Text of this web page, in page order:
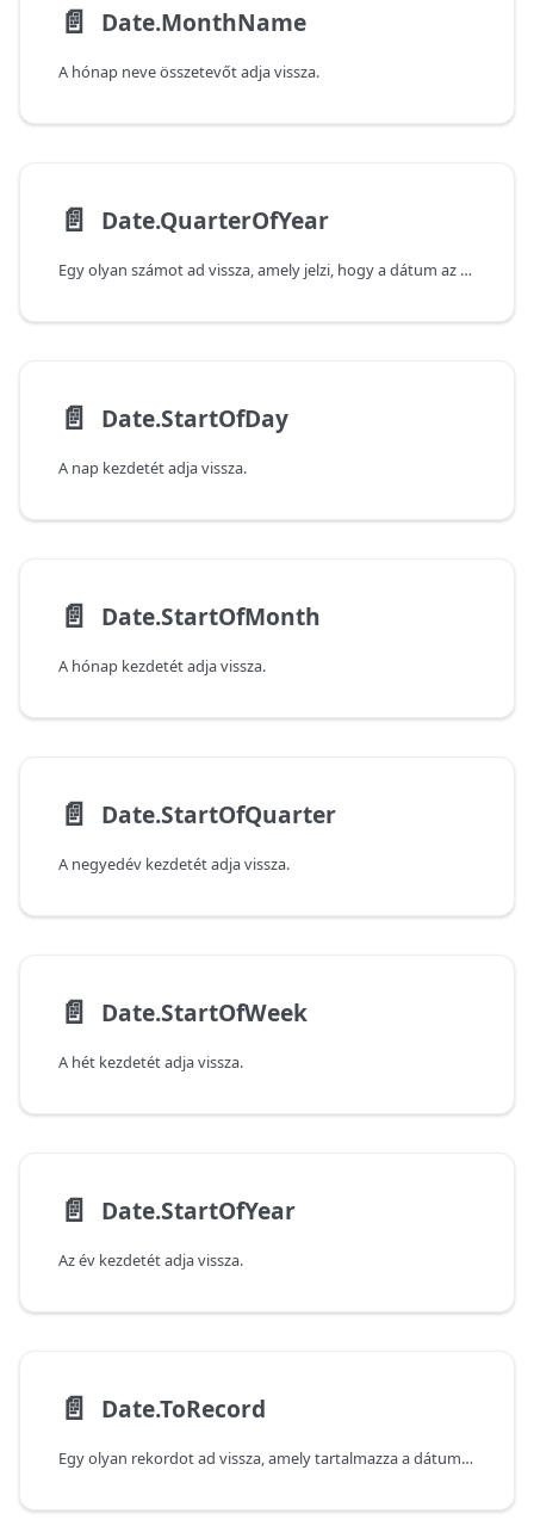
📄️ Date.MonthName
A hónap neve összetevőt adja vissza.
📄️ Date.QuarterOfYear
Egy olyan számot ad vissza, amely jelzi, hogy a dátum az év hányadik negyedévébe esik.
📄️ Date.StartOfDay
A nap kezdetét adja vissza.
📄️ Date.StartOfMonth
A hónap kezdetét adja vissza.
📄️ Date.StartOfQuarter
A negyedév kezdetét adja vissza.
📄️ Date.StartOfWeek
A hét kezdetét adja vissza.
📄️ Date.StartOfYear
Az év kezdetét adja vissza.
📄️ Date.ToRecord
Egy olyan rekordot ad vissza, amely tartalmazza a dátumérték részeit.